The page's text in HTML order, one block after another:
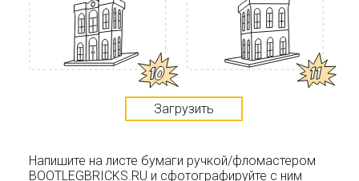
Загрузить
Напишите на листе бумаги ручкой/фломастером
BOOTLEGBRICKS.RU и сфотографируйте с ним